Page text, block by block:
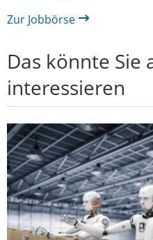
Zur Jobbörse
Das könnte Sie
interessieren